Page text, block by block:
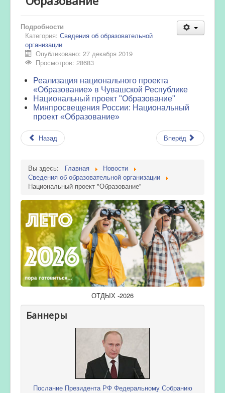
Подробности
Категория: Сведения об образовательной
организации
Опубликовано: 27 декабря 2019
Просмотров: 28683
Реализация национального проекта
«Образование» в Чувашской Республике
Национальный проект "Образование"
Минпросвещения России: Национальный
проект «Образование»
Назад Вперёд
Вы здесь: Главная
Новости
Сведения об образовательной организации
Национальный проект "Образование"
ОТДЫХ -2026
Баннеры
Послание Президента РФ Федеральному Собранию